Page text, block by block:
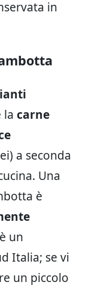
in
la carne
a seconda
Una
è
un
Italia; se vi
un piccolo